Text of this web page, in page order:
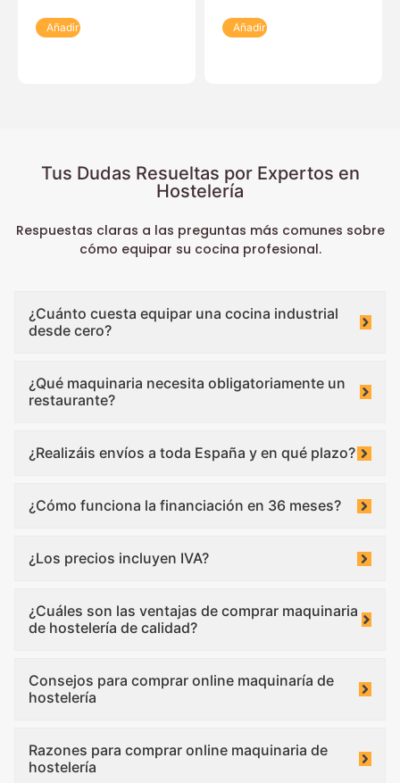
Añadir Añadir
Tus Dudas Resueltas por Expertos en
Hostelería
Respuestas claras a las preguntas más comunes sobre
cómo equipar su cocina profesional.
¿Cuánto cuesta equipar una cocina industrial
desde cero?
¿Qué maquinaria necesita obligatoriamente un
restaurante?
¿Realizáis envíos a toda España y en qué plazo?
¿Cómo funciona la financiación en 36 meses?
¿Los precios incluyen IVA?
¿Cuáles son las ventajas de comprar maquinaria
de hostelería de calidad?
Consejos para comprar online maquinaría de
hostelería
Razones para comprar online maquinaria de
hostelería